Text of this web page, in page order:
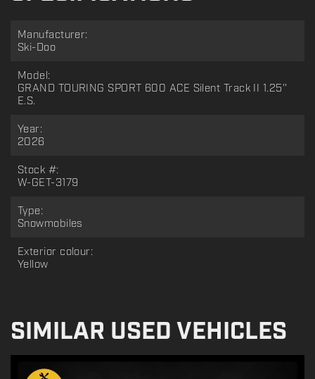
Manufacturer:
Ski-Doo
Model:
GRAND TOURING SPORT 600 ACE Silent Track II 1.25''
E.S.
Year:
2026
Stock #:
W-GET-3179
Type:
Snowmobiles
Exterior colour:
Yellow
SIMILAR USED VEHICLES